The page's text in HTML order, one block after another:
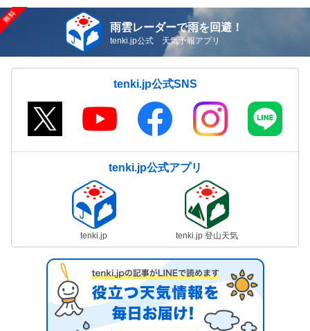
雨雲レーダーで雨を回避！
tenki.jp公式 天気予報アプリ
tenki.jp公式SNS
tenki.jp公式アプリ
tenki.jp tenki.jp 登山天気